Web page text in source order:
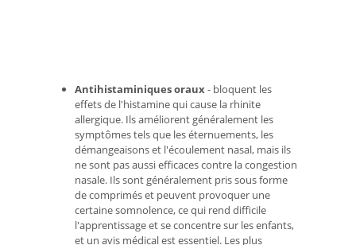
Antihistaminiques oraux- bloquent les
effets de l'histamine qui cause la rhinite
allergique. Ils améliorent généralement les
symptômes tels que les éternuements, les
démangeaisons et l'écoulement nasal, mais ils
ne sont pas aussi efficaces contre la congestion
nasale. Ils sont généralement pris sous forme
de comprimés et peuvent provoquer une
certaine somnolence, ce qui rend difficile
l'apprentissage et se concentre sur les enfants,
et un avis médical est essentiel. Les plus